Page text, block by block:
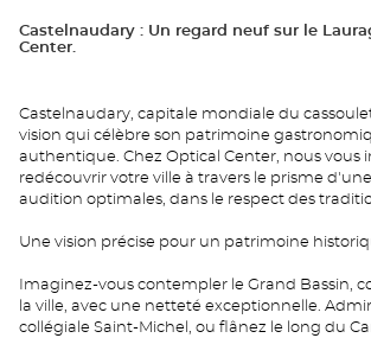
Castelnaudary : Un regard neuf sur le
Center.
Castelnaudary, capitale mondiale du
vision qui célèbre son patrimoine
authentique. Chez Optical Center, nous vous
redécouvrir votre ville à travers le prisme
audition optimales, dans le respect des
Une vision précise pour un patrimoine
Imaginez-vous contempler le Grand Bassin,
la ville, avec une netteté exceptionnelle.
collégiale Saint-Michel, ou flânez le long du